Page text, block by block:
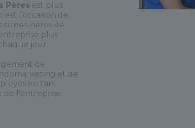
Pères est plus
l’occasion de
super-héros de
plus
jour.
de
et de
en tant
l’entreprise.